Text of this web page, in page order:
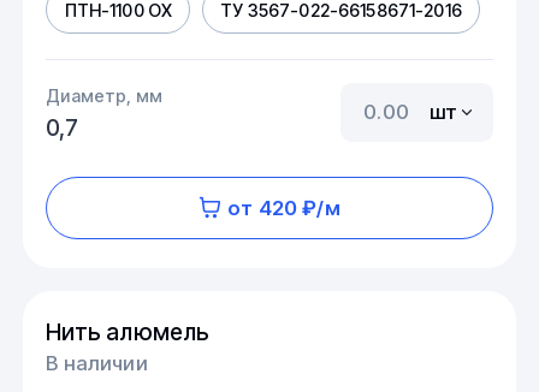
ПТН-1100 ОХ ТУ 3567-022-66158671-2016
Диаметр, мм
0,7
шт
от 420 ₽/м
Нить алюмель
В наличии